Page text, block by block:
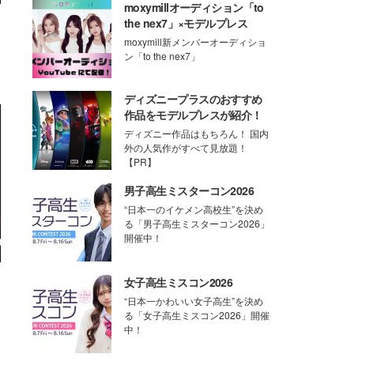
moxymillオーディション「to
the nex7」×モデルプレス
moxymill新メンバーオーディショ
ン「to the nex7」
ディズニープラスのおすすめ
作品をモデルプレスが紹介！
ディズニー作品はもちろん！ 国内
外の人気作がすべて見放題！
【PR】
男子高生ミスターコン2026
“日本一のイケメン高校生”を決め
る「男子高生ミスターコン2026」
開催中！
女子高生ミスコン2026
“日本一かわいい女子高生”を決め
る「女子高生ミスコン2026」開催
中！